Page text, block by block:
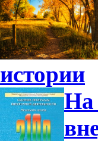
истории
На